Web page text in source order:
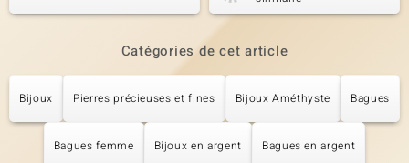
Catégories de cet article
Bijoux Pierres précieuses et fines Bijoux Améthyste Bagues
Bagues femme Bijoux en argent Bagues en argent